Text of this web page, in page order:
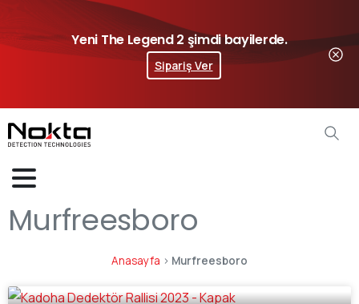
Yeni The Legend 2 şimdi bayilerde.
Sipariş Ver
Murfreesboro
Anasayfa > Murfreesboro